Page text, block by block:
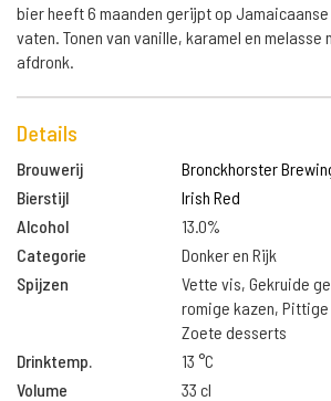
bier heeft 6 maanden gerijpt op Jamaicaanse
vaten. Tonen van vanille, karamel en melasse
afdronk.
Details
Brouwerij
Bronckhorster
Bierstijl
Irish Red
Alcohol
13.0%
Categorie
Donker en Rijk
Spijzen
Vette vis, Gekruide
romige kazen,
Zoete desserts
Drinktemp.
13 °C
Volume
33 cl